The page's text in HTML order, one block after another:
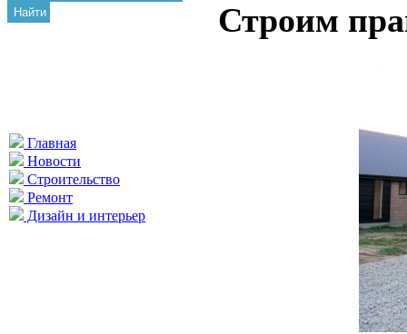
Найти
Главная
Новости
Строительство
Ремонт
Дизайн и интерьер
Строим